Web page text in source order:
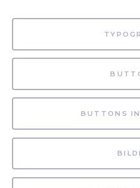
BUTTONS